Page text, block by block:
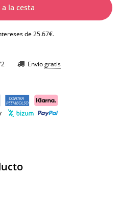
la cesta
de 25.67€.
Envíogratis